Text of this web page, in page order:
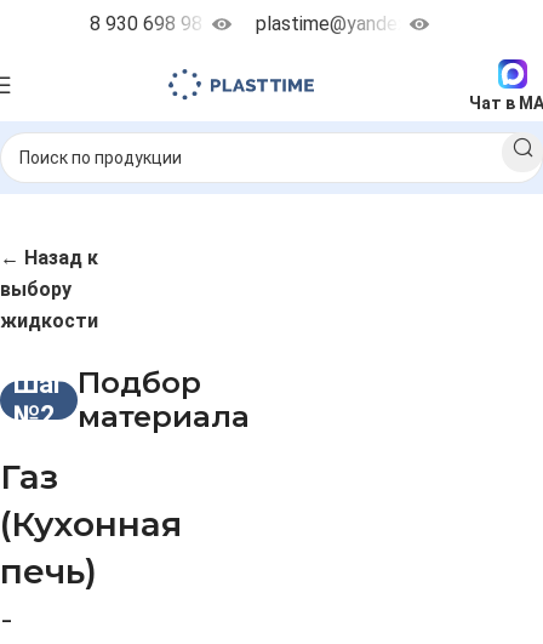
8 930 698 98 38 plastime@yandex.ru
Чат в
← Назад к
выбору
жидкости
Шаг
№2
Подбор
материала
Газ
(Кухонная
печь)
-